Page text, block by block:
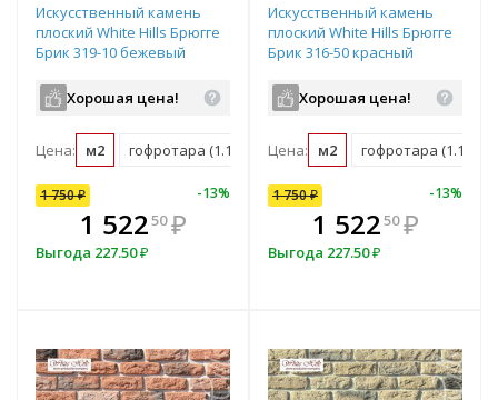
Искусственный камень
плоский White Hills Брюгге
Брик 319-10 бежевый
Хорошая цена!
Цена: м2 гофротара (1.16 м2) мастербокс (38 м2)
1 750₽ -13%
1 52250 ₽
Выгода 227.50₽
В комплекте
всегда выгоднее!
Искусственный камень
плоский White Hills Брюгге
Брик 316-50 красный
Хорошая цена!
Цена: м2 гофротара (1.16 м2)
7% 1 750 -
1 57500
Выгода175
1 750₽ -13%
1 52250 ₽
Выгода 227.50₽